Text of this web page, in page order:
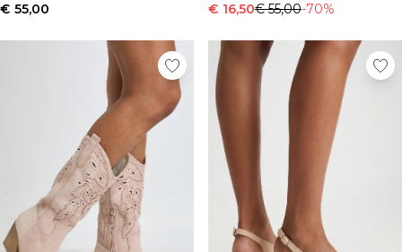
€ 55,00 € 16,50€ 55,00-70%